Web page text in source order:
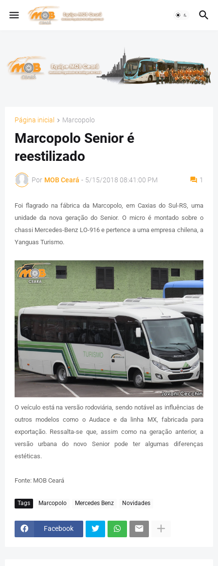
Página inicial Marcopolo
Marcopolo Senior é
reestilizado
Por MOB Ceará - 5/15/2018 08:41:00 PM 1
Foi flagrado na fábrica da Marcopolo, em Caxias do Sul-RS, uma
unidade da nova geração do Senior. O micro é montado sobre o
chassi Mercedes-Benz LO-916 e pertence a uma empresa chilena, a
Yanguas Turismo.
O veículo está na versão rodoviária, sendo notável as influências de
outros modelos como o Audace e da linha MX, fabricada para
exportação. Ressalta-se que, assim como na geração anterior, a
versão urbana do novo Senior pode ter algumas diferenças
estéticas.
Fonte: MOB Ceará
Tags Marcopolo Mercedes Benz Novidades
Facebook